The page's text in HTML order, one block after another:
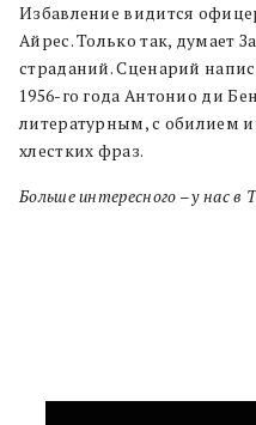
Избавление видится
Айрес. Только так, думает
страданий.Сценарий
1956-го года Антонио ди
литературным, с обилием
хлестких фраз.
Больше интересного – у нас в